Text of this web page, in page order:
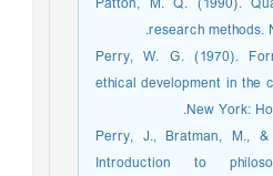
research methods.
Perry, W. G. (1970).
ethical development in the
New York:
Perry, J., Bratman, M.,
Introduction to